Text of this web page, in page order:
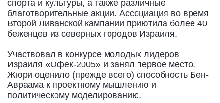
спорта и культуры, а также различные
благотворительные акции. Ассоциация во время
Второй Ливанской кампании приютила более 40
беженцев из северных городов Израиля.
Участвовал в конкурсе молодых лидеров
Израиля «Офек-2005» и занял первое место.
Жюри оценило (прежде всего) способность Бен-
Авраама к проектному мышлению и
политическому моделированию.